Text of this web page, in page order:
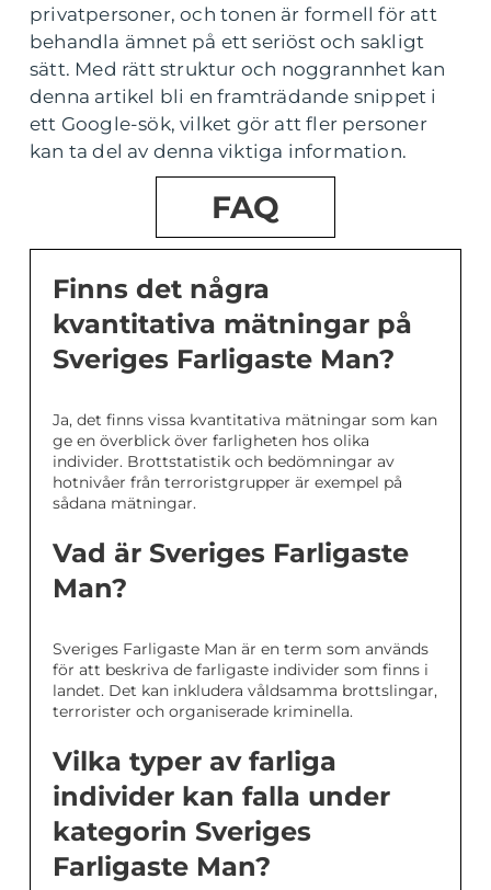
privatpersoner, och tonen är formell för att
behandla ämnet på ett seriöst och sakligt
sätt. Med rätt struktur och noggrannhet kan
denna artikel bli en framträdande snippet i
ett Google-sök, vilket gör att fler personer
kan ta del av denna viktiga information.
FAQ
Finns det några
kvantitativa mätningar på
Sveriges Farligaste Man?
Ja, det finns vissa kvantitativa mätningar som kan
ge en överblick över farligheten hos olika
individer. Brottstatistik och bedömningar av
hotnivåer från terroristgrupper är exempel på
sådana mätningar.
Vad är Sveriges Farligaste
Man?
Sveriges Farligaste Man är en term som används
för att beskriva de farligaste individer som finns i
landet. Det kan inkludera våldsamma brottslingar,
terrorister och organiserade kriminella.
Vilka typer av farliga
individer kan falla under
kategorin Sveriges
Farligaste Man?